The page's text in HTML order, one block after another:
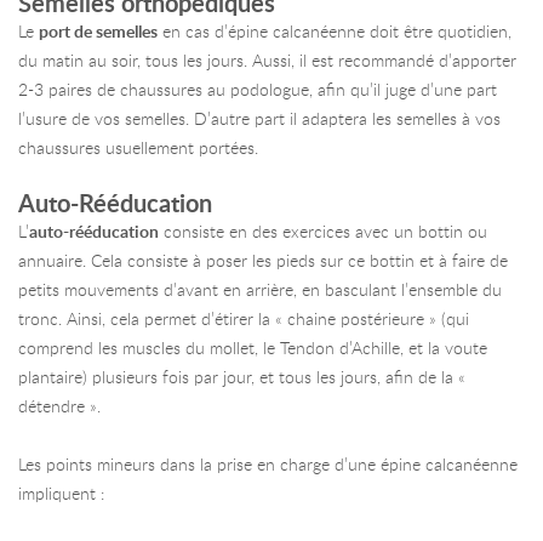
Le port de semelles en cas d’épine calcanéenne doit être quotidien,
du matin au soir, tous les jours. Aussi, il est recommandé d’apporter
2-3 paires de chaussures au podologue, afin qu’il juge d’une part
l’usure de vos semelles. D’autre part il adaptera les semelles à vos
chaussures usuellement portées.
Auto-Rééducation
L’auto-rééducation consiste en des exercices avec un bottin ou
annuaire. Cela consiste à poser les pieds sur ce bottin et à faire de
petits mouvements d’avant en arrière, en basculant l’ensemble du
tronc. Ainsi, cela permet d’étirer la « chaine postérieure » (qui
comprend les muscles du mollet, le Tendon d’Achille, et la voute
plantaire) plusieurs fois par jour, et tous les jours, afin de la «
détendre ».
Les points mineurs dans la prise en charge d’une épine calcanéenne
impliquent :